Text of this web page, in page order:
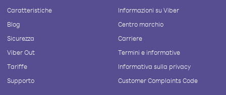
Caratteristiche
Blog
Sicurezza
Viber Out
Tariffe
Supporto
Informazioni su Viber
Centro marchio
Carriere
Termini e informative
Informativa sulla privacy
Customer Complaints Code